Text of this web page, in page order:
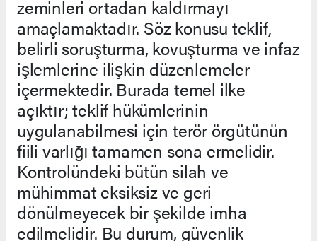
zeminleri ortadan kaldırmayı
amaçlamaktadır. Söz konusu teklif,
belirli soruşturma, kovuşturma ve infaz
işlemlerine ilişkin düzenlemeler
içermektedir. Burada temel ilke
açıktır; teklif hükümlerinin
uygulanabilmesi için terör örgütünün
fiili varlığı tamamen sona ermelidir.
Kontrolündeki bütün silah ve
mühimmat eksiksiz ve geri
dönülmeyecek bir şekilde imha
edilmelidir. Bu durum, güvenlik